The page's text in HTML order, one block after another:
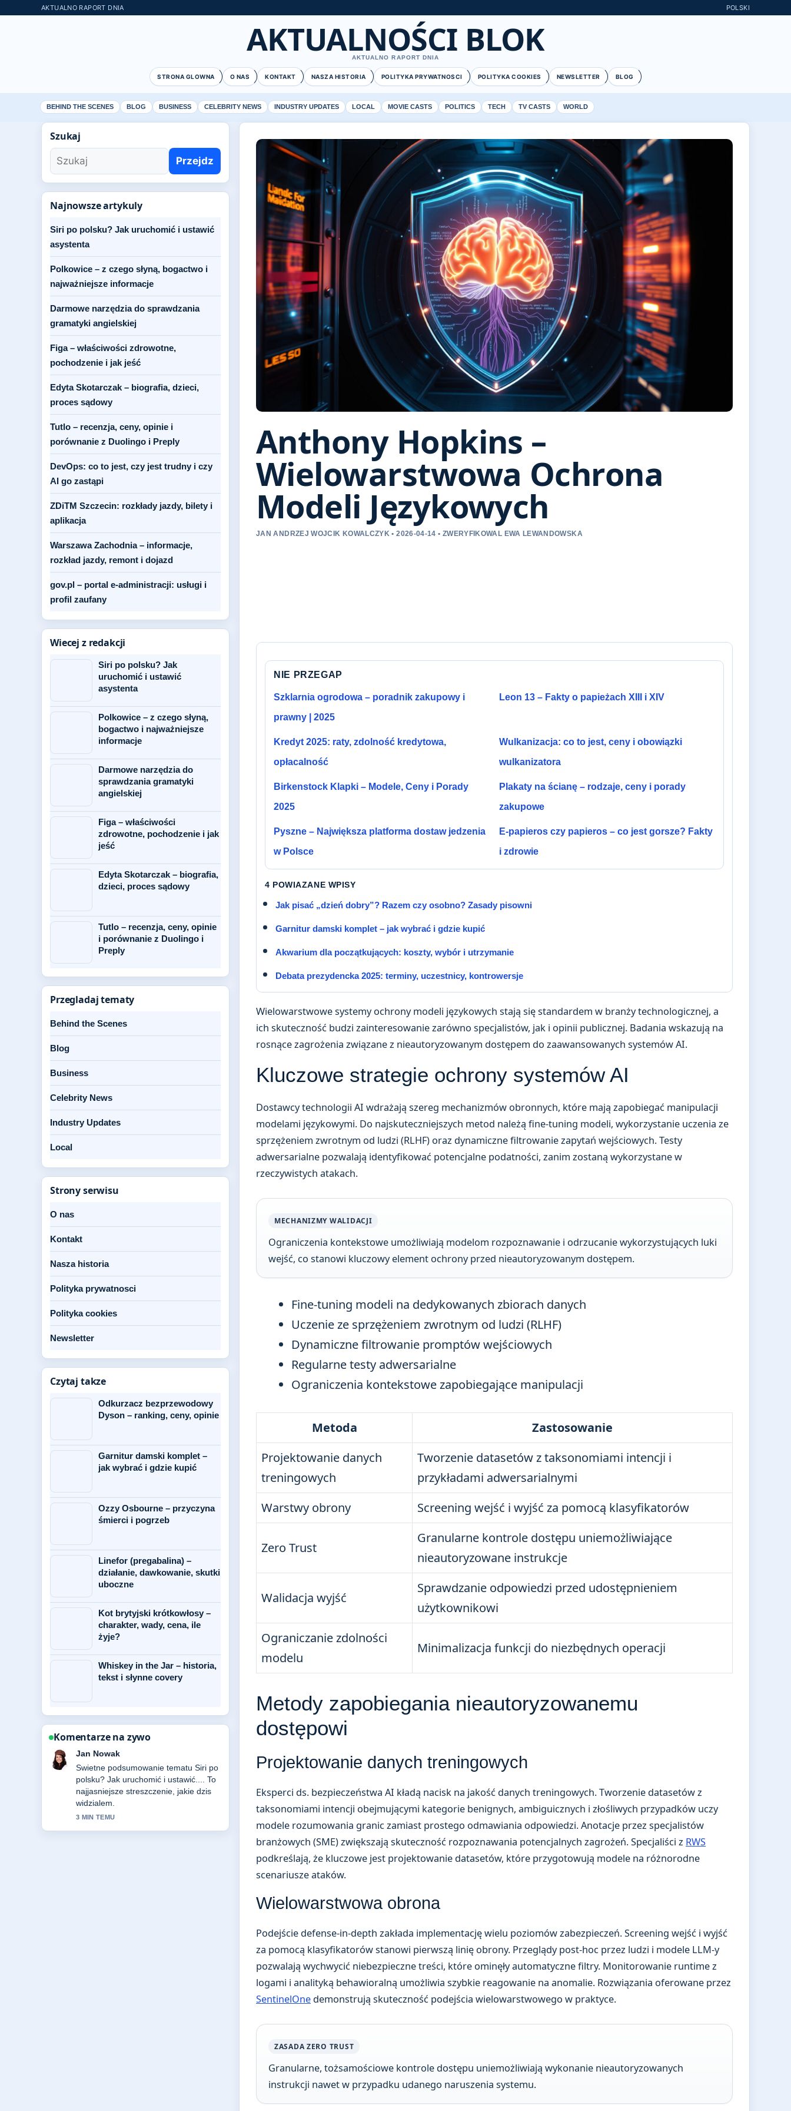
AKTUALNO RAPORT DNIA POLSKI
AKTUALNOŚCI BLOK
AKTUALNO RAPORT DNIA
STRONA GLOWNA O NAS KONTAKT NASZA HISTORIA POLITYKA PRYWATNOSCI POLITYKA COOKIES NEWSLETTER BLOG
BEHIND THE SCENES BLOG BUSINESS CELEBRITY NEWS INDUSTRY UPDATES LOCAL MOVIE CASTS POLITICS TECH TV CASTS WORLD
Anthony Hopkins –
Wielowarstwowa Ochrona
Modeli Językowych
JAN ANDRZEJ WOJCIK KOWALCZYK • 2026-04-14 • ZWERYFIKOWAL EWA LEWANDOWSKA
NIE PRZEGAP
Szklarnia ogrodowa – poradnik zakupowy i
prawny | 2025
Leon 13 – Fakty o papieżach XIII i XIV
Kredyt 2025: raty, zdolność kredytowa,
opłacalność
Wulkanizacja: co to jest, ceny i obowiązki
wulkanizatora
Birkenstock Klapki – Modele, Ceny i Porady
2025
Plakaty na ścianę – rodzaje, ceny i porady
zakupowe
Pyszne – Największa platforma dostaw jedzenia
w Polsce
E-papieros czy papieros – co jest gorsze? Fakty
i zdrowie
4 POWIAZANE WPISY
Jak pisać „dzień dobry”? Razem czy osobno? Zasady pisowni
Garnitur damski komplet – jak wybrać i gdzie kupić
Akwarium dla początkujących: koszty, wybór i utrzymanie
Debata prezydencka 2025: terminy, uczestnicy, kontrowersje
Wielowarstwowe systemy ochrony modeli językowych stają się standardem w branży technologicznej, a
ich skuteczność budzi zainteresowanie zarówno specjalistów, jak i opinii publicznej. Badania wskazują na
rosnące zagrożenia związane z nieautoryzowanym dostępem do zaawansowanych systemów AI.
Kluczowe strategie ochrony systemów AI
Dostawcy technologii AI wdrażają szereg mechanizmów obronnych, które mają zapobiegać manipulacji
modelami językowymi. Do najskuteczniejszych metod należą fine-tuning modeli, wykorzystanie uczenia ze
sprzężeniem zwrotnym od ludzi (RLHF) oraz dynamiczne filtrowanie zapytań wejściowych. Testy
adwersarialne pozwalają identyfikować potencjalne podatności, zanim zostaną wykorzystane w
rzeczywistych atakach.
MECHANIZMY WALIDACJI
Ograniczenia kontekstowe umożliwiają modelom rozpoznawanie i odrzucanie wykorzystujących luki
wejść, co stanowi kluczowy element ochrony przed nieautoryzowanym dostępem.
Fine-tuning modeli na dedykowanych zbiorach danych
Uczenie ze sprzężeniem zwrotnym od ludzi (RLHF)
Dynamiczne filtrowanie promptów wejściowych
Regularne testy adwersarialne
Ograniczenia kontekstowe zapobiegające manipulacji
Metoda
Zastosowanie
Projektowanie danych
treningowych
Tworzenie datasetów z taksonomiami intencji i
przykładami adwersarialnymi
Warstwy obrony
Screening wejść i wyjść za pomocą klasyfikatorów
Zero Trust
Granularne kontrole dostępu uniemożliwiające
nieautoryzowane instrukcje
Walidacja wyjść
Sprawdzanie odpowiedzi przed udostępnieniem
użytkownikowi
Ograniczanie zdolności
modelu
Minimalizacja funkcji do niezbędnych operacji
Metody zapobiegania nieautoryzowanemu
dostępowi
Projektowanie danych treningowych
Eksperci ds. bezpieczeństwa AI kładą nacisk na jakość danych treningowych. Tworzenie datasetów z
taksonomiami intencji obejmującymi kategorie benignych, ambiguicznych i złośliwych przypadków uczy
modele rozumowania granic zamiast prostego odmawiania odpowiedzi. Anotacje przez specjalistów
branżowych (SME) zwiększają skuteczność rozpoznawania potencjalnych zagrożeń. Specjaliści z RWS
podkreślają, że kluczowe jest projektowanie datasetów, które przygotowują modele na różnorodne
scenariusze ataków.
Wielowarstwowa obrona
Podejście defense-in-depth zakłada implementację wielu poziomów zabezpieczeń. Screening wejść i wyjść
za pomocą klasyfikatorów stanowi pierwszą linię obrony. Przeglądy post-hoc przez ludzi i modele LLM-y
pozwalają wychwycić niebezpieczne treści, które ominęły automatyczne filtry. Monitorowanie runtime z
logami i analityką behawioralną umożliwia szybkie reagowanie na anomalie. Rozwiązania oferowane przez
SentinelOne demonstrują skuteczność podejścia wielowarstwowego w praktyce.
ZASADA ZERO TRUST
Granularne, tożsamościowe kontrole dostępu uniemożliwiają wykonanie nieautoryzowanych
instrukcji nawet w przypadku udanego naruszenia systemu.
Szukaj
Przejdz
Najnowsze artykuly
Siri po polsku? Jak uruchomić i ustawić
asystenta
Polkowice – z czego słyną, bogactwo i
najważniejsze informacje
Darmowe narzędzia do sprawdzania
gramatyki angielskiej
Figa – właściwości zdrowotne,
pochodzenie i jak jeść
Edyta Skotarczak – biografia, dzieci,
proces sądowy
Tutlo – recenzja, ceny, opinie i
porównanie z Duolingo i Preply
DevOps: co to jest, czy jest trudny i czy
AI go zastąpi
ZDiTM Szczecin: rozkłady jazdy, bilety i
aplikacja
Warszawa Zachodnia – informacje,
rozkład jazdy, remont i dojazd
gov.pl – portal e-administracji: usługi i
profil zaufany
Wiecej z redakcji
Siri po polsku? Jak
uruchomić i ustawić
asystenta
Polkowice – z czego słyną,
bogactwo i najważniejsze
informacje
Darmowe narzędzia do
sprawdzania gramatyki
angielskiej
Figa – właściwości
zdrowotne, pochodzenie i jak
jeść
Edyta Skotarczak – biografia,
dzieci, proces sądowy
Tutlo – recenzja, ceny, opinie
i porównanie z Duolingo i
Preply
Przegladaj tematy
Behind the Scenes
Blog
Business
Celebrity News
Industry Updates
Local
Strony serwisu
O nas
Kontakt
Nasza historia
Polityka prywatnosci
Polityka cookies
Newsletter
Czytaj takze
Odkurzacz bezprzewodowy
Dyson – ranking, ceny, opinie
Garnitur damski komplet –
jak wybrać i gdzie kupić
Ozzy Osbourne – przyczyna
śmierci i pogrzeb
Linefor (pregabalina) –
działanie, dawkowanie, skutki
uboczne
Kot brytyjski krótkowłosy –
charakter, wady, cena, ile
żyje?
Whiskey in the Jar – historia,
tekst i słynne covery
Komentarze na zywo
Zofia Wisniewska
Sledze Polkowice – z czego słyną,
bogactwo i... na biezaco i doceniam
wywazony ton.
5 MIN TEMU